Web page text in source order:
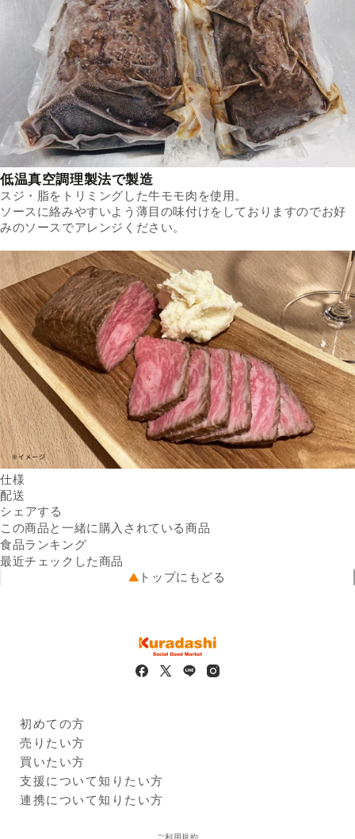
低温真空調理製法で製造
スジ・脂をトリミングした牛モモ肉を使用。
ソースに絡みやすいよう薄目の味付けをしておりますのでお好
みのソースでアレンジください。
仕様
内容量
原材料名
（食塩、コショー、乳糖、そ
卵・乳成分・牛肉を含む）
物：2.6g、食塩相当量：1.2g
冷凍（－18℃以下）で保存し
てください。
賞味期限
商品画像はイメージのため、実際の商品と異なる場合がござい
ます。特にご希望がございましたら、現在の商品を確認させて
いただきますのでご連絡くださいますようお願い申し上げま
す。
原材料表示・アレルギー情報は商品画像・現物の一括表示ラベ
配送
送料
可能性があります。
クール便
配送温度帯
出品者直送
シェアする
この商品と一緒に購入されている商品
食品ランキング
最近チェックした商品
トップにもどる
初めての方
Kuradashiとは
ご利用ガイド
売りたい方
クラダシに出品する
出品企業
買いたい方
商品一覧
ログイン・新規登録
支援について知りたい方
支援レポート
連携について知りたい方
ご利用規約